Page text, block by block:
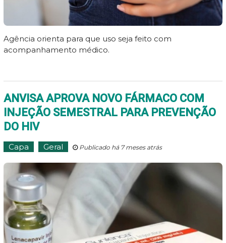
Agência orienta para que uso seja feito com
acompanhamento médico.
ANVISA APROVA NOVO FÁRMACO COM
INJEÇÃO SEMESTRAL PARA PREVENÇÃO
DO HIV
Capa Geral Publicado há 7 meses atrás